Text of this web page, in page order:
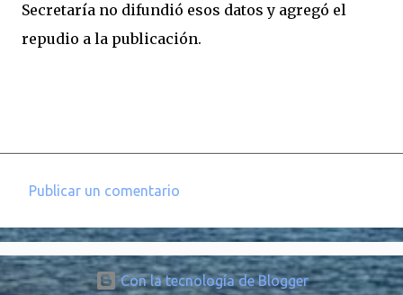
Secretaría no difundió esos datos y agregó el
repudio a la publicación.
o
m
e
Publicar un comentario
Con la tecnología de Blogger